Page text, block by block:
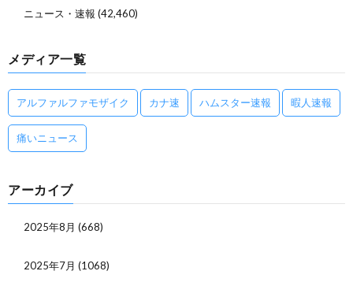
ニュース・速報 (42,460)
メディア一覧
アルファルファモザイク カナ速 ハムスター速報 暇人速報
痛いニュース
アーカイブ
2025年8月 (668)
2025年7月 (1068)